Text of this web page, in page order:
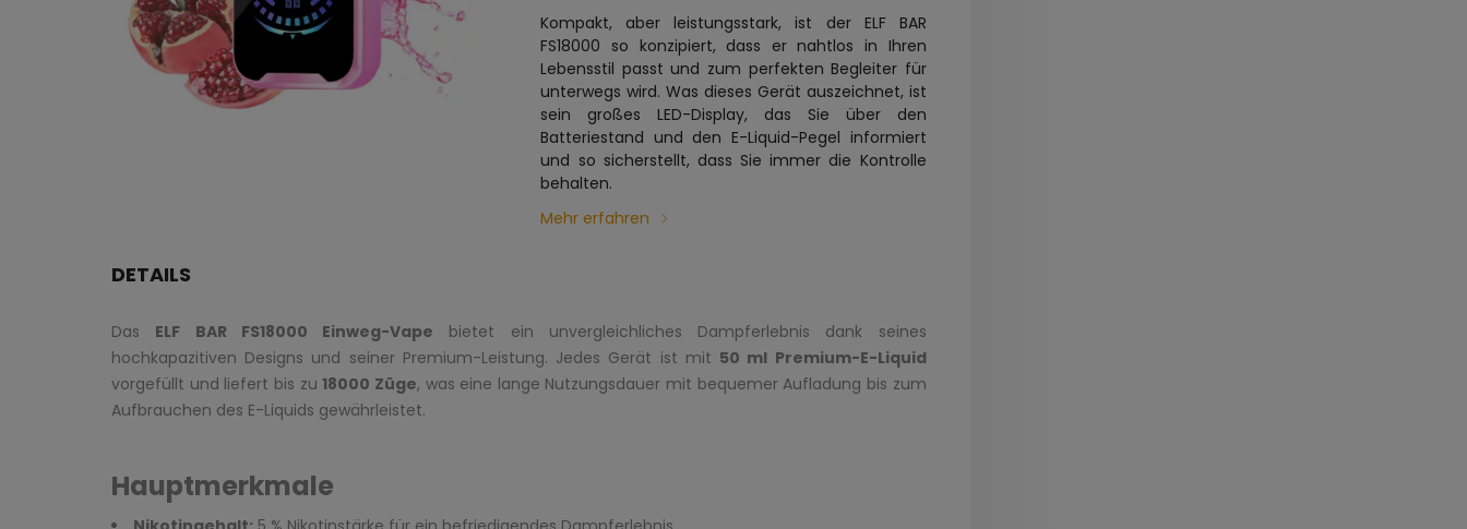
Kompakt, aber leistungsstark, ist der ELF BAR
FS18000 so konzipiert, dass er nahtlos in Ihren
Lebensstil passt und zum perfekten Begleiter für
unterwegs wird. Was dieses Gerät auszeichnet, ist
sein großes LED-Display, das Sie über den
Batteriestand und den E-Liquid-Pegel informiert
und so sicherstellt, dass Sie immer die Kontrolle
behalten.
Mehr erfahren
DETAILS
Das ELF BAR FS18000 Einweg-Vape bietet ein unvergleichliches Dampferlebnis dank seines
hochkapazitiven Designs und seiner Premium-Leistung. Jedes Gerät ist mit 50 ml Premium-E-Liquid
vorgefüllt und liefert bis zu18000 Züge, was eine lange Nutzungsdauer mit bequemer Aufladung bis zum
Aufbrauchen des E-Liquids gewährleistet.
Hauptmerkmale